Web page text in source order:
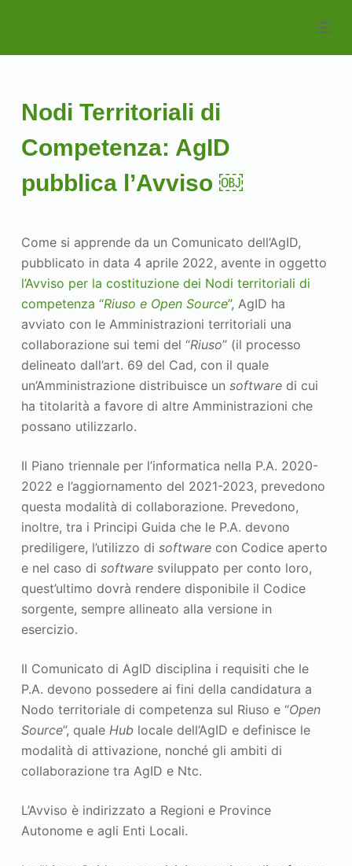
i
o
c
n
Nodi Territoriali di
Competenza: AgID
pubblica l’Avviso ￼
Come si apprende da un Comunicato dell’AgID,
pubblicato in data 4 aprile 2022, avente in oggetto
l’Avviso per la costituzione dei Nodi territoriali di
competenza “Riuso e Open Source”, AgID ha
avviato con le Amministrazioni territoriali una
collaborazione sui temi del “Riuso” (il processo
delineato dall’art. 69 del Cad, con il quale
un’Amministrazione distribuisce un software di cui
ha titolarità a favore di altre Amministrazioni che
possano utilizzarlo.
Il Piano triennale per l’informatica nella P.A. 2020-
2022 e l’aggiornamento del 2021-2023, prevedono
questa modalità di collaborazione. Prevedono,
inoltre, tra i Principi Guida che le P.A. devono
prediligere, l’utilizzo di software con Codice aperto
e nel caso di software sviluppato per conto loro,
quest’ultimo dovrà rendere disponibile il Codice
sorgente, sempre allineato alla versione in
esercizio.
Il Comunicato di AgID disciplina i requisiti che le
P.A. devono possedere ai fini della candidatura a
Nodo territoriale di competenza sul Riuso e “Open
Source”, quale Hub locale dell’AgID e definisce le
modalità di attivazione, nonché gli ambiti di
collaborazione tra AgID e Ntc.
L’Avviso è indirizzato a Regioni e Province
Autonome e agli Enti Locali.